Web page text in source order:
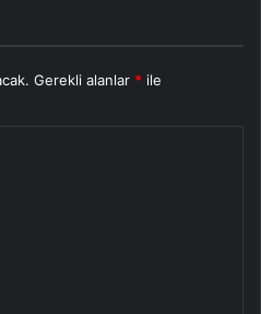
Gerekli alanlar * ile